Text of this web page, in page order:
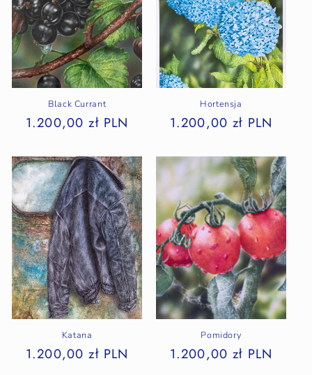
Black Currant
1.200,00 zł PLN
Hortensja
1.200,00 zł PLN
Katana
1.200,00 zł PLN
Pomidory
1.200,00 zł PLN